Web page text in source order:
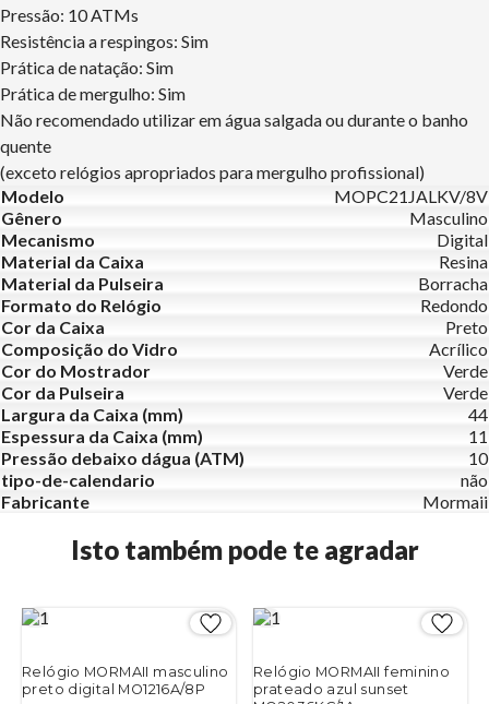
Pressão: 10 ATMs
Resistência a respingos: Sim
Prática de natação: Sim
Prática de mergulho: Sim
Não recomendado utilizar em água salgada ou durante o banho
quente
(exceto relógios apropriados para mergulho profissional)
Modelo
MOPC21JALKV/8V
Gênero
Masculino
Mecanismo
Digital
Material da Caixa
Resina
Material da Pulseira
Borracha
Formato do Relógio
Redondo
Cor da Caixa
Preto
Composição do Vidro
Acrílico
Cor do Mostrador
Verde
Cor da Pulseira
Verde
Largura da Caixa (mm)
44
Espessura da Caixa (mm)
11
Pressão debaixo dágua (ATM)
10
tipo-de-calendario
não
Fabricante
Mormaii
Isto também pode te agradar
Relógio MORMAII masculino
preto digital MO1216A/8P
Relógio MORMAII feminino
prateado azul sunset